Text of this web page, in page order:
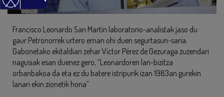
Francisco Leonardo San Martín laboratorio-analistak jaso du
gaur Petronorrek urtero eman ohi duen segurtasun-saria.
Gabonetako ekitaldian zehar Víctor Pérez de Gezuraga zuzendari
nagusiak esan duenez gero, “Leonardoren lan-bizitza
orbanbakoa da eta ez du batere istripurik izan 1983an gurekin
lanari ekin zionetik hona”.